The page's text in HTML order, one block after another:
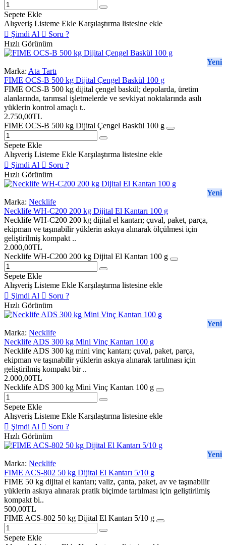
Kullanım Alanları
Depo, üretim, sevkiyat, lojistik, tarım, metal
işleme ve genel endüstriyel tartım
Standart Ata-EMR modeli OIML onaysızdır;ticari alım–satım yerine
M onaylı konfigürasyon;kapasite, taksimat, indikatör, load cell ve
kullanım amacına göre ayrıca hazırlanır.
RS232, harici gösterge ve yazıcıgibi bağlantılar standart donanıma dahil
değildir.
Ata-EMR 100×120 cm Elektronik
Kantarın Kullanım Alanları
Bu model, yük tabanı 100×120 cm platformla uyumlu olan kontrol
ve proses tartımlarına yöneliktir. Dikdörtgen tartım yüzeyi; paletli
yüklerin, uzun üretim kasalarının, metal parçaların, çuval ve koli
gruplarının dengeli biçimde konumlandırılmasını kolaylaştırır.
80×120 cm Euro palet üzerindeki ürünlerin depo ve sevkiyat kontrolleri
Tabanı platform sınırları içinde kalan üretim kasaları, taşıma kapları ve
metal sepetler
Çuval, koli ve ambalaj gruplarının sevkiyat öncesi tartımı
Depo giriş–çıkış, stok ve üretim süreci tartımları
100×120 cm Dikdörtgen Platform Hangi
Yüklere Uygundur?
1,20 m² tartım yüzeyi; tabanı 100×120 cm sınırları içinde kalan
palet, kasa, sepet, kap, makine parçası ve ambalaj grupları için
uygundur. Dikdörtgen form, uzun kenarlı yüklerin platform üzerine
doğru yönde yerleştirilmesini kolaylaştırır. Yükün bütün taşıyıcı
noktaları yüzeyde kalmalı ve ağırlık merkezi mümkün olduğunca
platformun orta bölümünde tutulmalıdır.
100×120 cm platform, 100×100 cm modele göre 0,20 m² ve yüzde
20 daha geniş tartım alanı sunar. 120×120 cm platform ise bu
modele göre 0,24 m² ve yüzde 20 daha geniş yüzeye sahiptir.
Platform ölçüsünün büyümesi kapasiteyi kendiliğinden artırmaz;
ağırlığa göre seçilmelidir.
80×120 cm Euro palet dış ölçü olarak platform sınırları içinde kalır.
100×120 cm endüstriyel palet ise yüzeyi tamamen doldurduğu için
yerleşim payı bırakmaz ve dikkatle ortalanmalıdır. Her iki durumda
da paletin altındaki takoz, kızak ve taşıyıcı temas noktalarının
platform tarafından desteklendiği kontrol edilmelidir. Palet
Sepete Ekle
Alışveriş Listeme Ekle Karşılaştırma listesine ekle
Şimdi Al
Soru ?
Hızlı Görünüm
Yeni
Marka: Ata Tartı
FIME OCS-B 500 kg Dijital Çengel Baskül 100 g
FIME OCS-B 500 kg dijital çengel baskül; depolarda, üretim
alanlarında, tarımsal işletmelerde ve sevkiyat noktalarında asılı
yüklerin kontrol amaçlı t..
2.750,00TL
FIME OCS-B 500 kg Dijital Çengel Baskül 100 g
Sepete Ekle
Alışveriş Listeme Ekle Karşılaştırma listesine ekle
Şimdi Al
Soru ?
Hızlı Görünüm
Yeni
Marka: Necklife
Necklife WH-C200 200 kg Dijital El Kantarı 100 g
Necklife WH-C200 200 kg dijital el kantarı; çuval, paket, parça,
ekipman ve taşınabilir yüklerin askıya alınarak ölçülmesi için
geliştirilmiş kompakt ..
2.000,00TL
Necklife WH-C200 200 kg Dijital El Kantarı 100 g
Sepete Ekle
Alışveriş Listeme Ekle Karşılaştırma listesine ekle
Şimdi Al
Soru ?
Hızlı Görünüm
Yeni
Marka: Necklife
Necklife ADS 300 kg Mini Vinç Kantarı 100 g
Necklife ADS 300 kg mini vinç kantarı; çuval, paket, parça,
ekipman ve taşınabilir yüklerin askıya alınarak tartılması için
geliştirilmiş kompakt bir ..
2.000,00TL
Necklife ADS 300 kg Mini Vinç Kantarı 100 g
Sepete Ekle
Alışveriş Listeme Ekle Karşılaştırma listesine ekle
Şimdi Al
Soru ?
Hızlı Görünüm
Yeni
Marka: Necklife
FIME ACS-802 50 kg Dijital El Kantarı 5/10 g
FIME 50 kg dijital el kantarı; valiz, çanta, paket, av ve taşınabilir
yüklerin askıya alınarak pratik biçimde tartılması için geliştirilmiş
kompakt bi..
500,00TL
FIME ACS-802 50 kg Dijital El Kantarı 5/10 g
Sepete Ekle